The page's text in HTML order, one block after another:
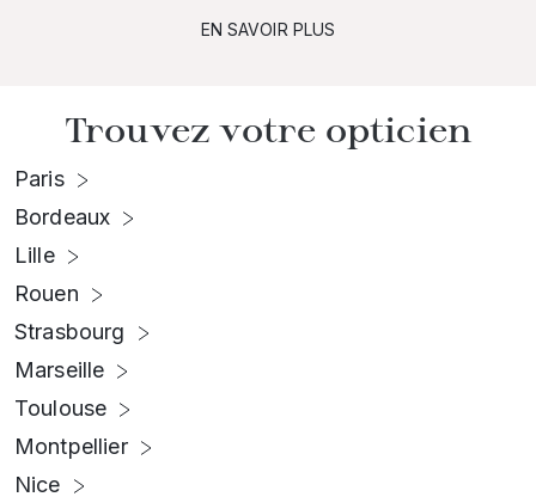
EN SAVOIR PLUS
Trouvez votre opticien
Paris
Bordeaux
Lille
Rouen
Strasbourg
Marseille
Toulouse
Montpellier
Nice